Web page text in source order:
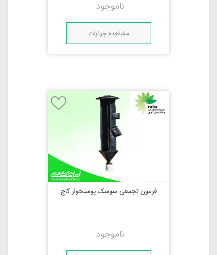
ناموجود
مشاهده جزئیات
فرمون تجمعی سوسک پوستخوار کاج
ناموجود